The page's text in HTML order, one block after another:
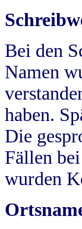
Bei den
Namen
haben.
Die
Fällen
wurden